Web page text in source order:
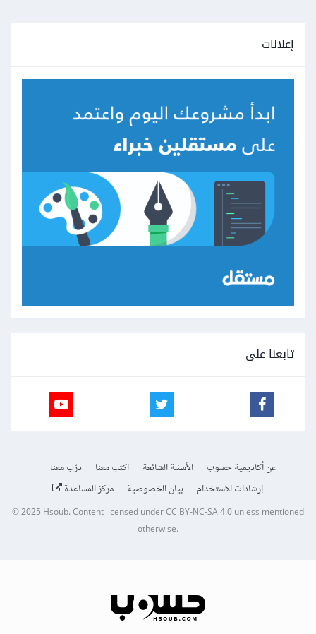
إعلانات
تابعنا على
عن أكاديمية حسوب الأسئلة الشائعة اكتب معنا
درّب معنا
إرشادات الاستخدام
بيان الخصوصية مركز المساعدة
© 2025Hsoub.Content licensed underCC BY-NC-SA 4.0unless mentioned
otherwise.